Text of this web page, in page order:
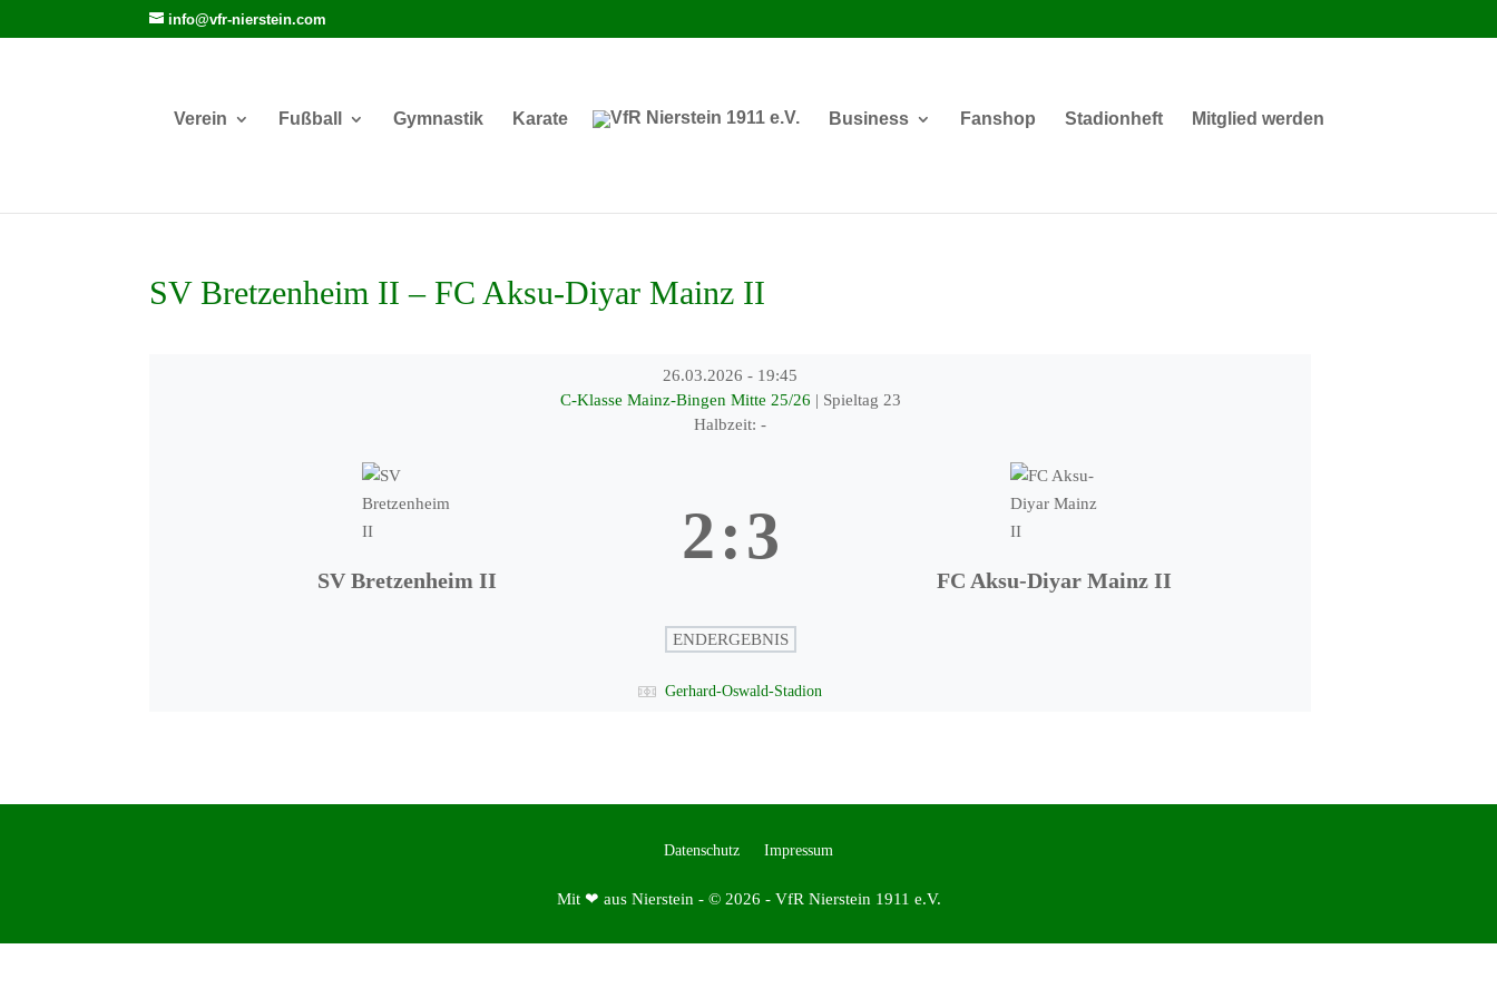
info@vfr-nierstein.com
Verein Fußball Gymnastik Karate Business Fanshop Stadionheft Mitglied werden
SV Bretzenheim II – FC Aksu-Diyar Mainz II
26.03.2026 - 19:45
C-Klasse Mainz-Bingen Mitte 25/26 | Spieltag 23
Halbzeit: -
SV Bretzenheim II
2:3
FC Aksu-Diyar Mainz II
ENDERGEBNIS
Gerhard-Oswald-Stadion
Datenschutz Impressum
Mit ❤ aus Nierstein - © 2026 - VfR Nierstein 1911 e.V.